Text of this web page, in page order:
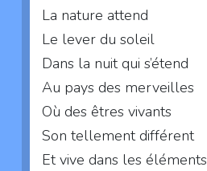
La nature attend
Le lever du soleil
Dans la nuit qui s’étend
Au pays des merveilles
Où des êtres vivants
Son tellement différent
Et vive dans les éléments